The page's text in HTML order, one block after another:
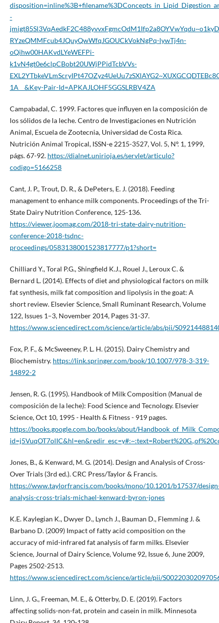
-
RYzeQMMFcub4JQuyQwWfqJGOUCkVokNgPq-lywTj4n-
oQihw00HAKvdLYeWEFPi-
k1vN4gt0e6clpCBobt20UWjPPidTcbVVs-
1A__&Key-Pair-Id=APKAJLOHF5GGSLRBV4ZA
Campabadal, C. 1999. Factores que influyen en la composición de
los sólidos de la leche. Centro de Investigaciones en Nutrición
Animal, Escuela de Zootecnia, Universidad de Costa Rica.
Nutrición Animal Tropical, ISSN-e 2215-3527, Vol. 5, Nº. 1, 1999,
págs. 67-92. https://dialnet.unirioja.es/servlet/articulo?
codigo=5166258
Cant, J. P., Trout, D. R., & DePeters, E. J. (2018). Feeding
management to enhance milk components. Proceedings of the Tri-
State Dairy Nutrition Conference, 125-136.
https://viewer.joomag.com/2018-tri-state-dairy-nutrition-
conference-2018-tsdnc-
proceedings/0583138001523817777/p1?short=
Chilliard Y., Toral P.G., Shingfield K.J., Rouel J., Leroux C. &
Bernard L. (2014). Effects of diet and physiological factors on milk
fat synthesis, milk fat composition and lipolysis in the goat: A
short review. Elsevier Science, Small Ruminant Research, Volume
122, Issues 1–3, November 2014, Pages 31-37.
https://www.sciencedirect.com/science/article/abs/pii/
Fox, P. F., & McSweeney, P. L. H. (2015). Dairy Chemistry and
Biochemistry. https://link.springer.com/book/10.1007/978-3-319-
14892-2
Jensen, R. G. (1995). Handbook of Milk Composition (Manual de
composición de la leche): Food Science and Tecnology. Elsevier
Science, Oct 10, 1995 - Health & Fitness - 919 pages.
https://books.google.com.bo/books/about/
Jones, B., & Kenward, M. G. (2014). Design and Analysis of Cross-
Over Trials (3rd ed.). CRC Press/Taylor & Francis.
https://www.taylorfrancis.com/books/mono/10.1201/b17537/
analysis-cross-trials-michael-kenward-byron-jones
K.E. Kaylegian K., Dwyer D., Lynch J., Bauman D., Flemming J. &
Barbano D. (2009) Impact of fatty acid composition on the
accuracy of mid-infrared fat analysis of farm milks. Elsevier
Science, Journal of Dairy Science, Volume 92, Issue 6, June 2009,
Pages 2502-2513.
https://www.sciencedirect.com/science/article/pii/
Linn, J. G., Freeman, M. E., & Otterby, D. E. (2019). Factors
affecting solids-non-fat, protein and casein in milk. Minnesota